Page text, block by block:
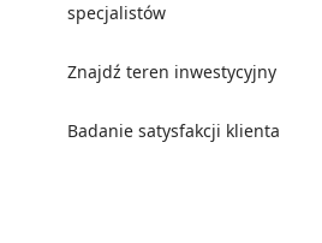
specjalistów
Znajdź teren inwestycyjny
Badanie satysfakcji klienta